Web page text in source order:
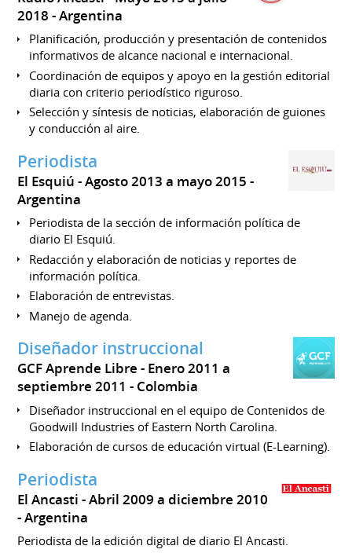
2018 Argentina
Planificación, producción y presentación de contenidos
informativos de alcance nacional e internacional.
Coordinación de equipos y apoyo en la gestión editorial
diaria con criterio periodístico riguroso.
Selección y síntesis de noticias, elaboración de guiones
y conducción al aire.
Periodista
El Esquiú
Agosto 2013 a mayo 2015
Argentina
Periodista de la sección de información política de
diario El Esquiú.
Redacción y elaboración de noticias y reportes de
información política.
Elaboración de entrevistas.
Manejo de agenda.
Diseñador instruccional
GCF Aprende Libre
Enero 2011 a
septiembre 2011 Colombia
Diseñador instruccional en el equipo de Contenidos de
Goodwill Industries of Eastern North Carolina.
Elaboración de cursos de educación virtual (E-Learning).
Periodista
El Ancasti
Abril 2009 a diciembre 2010
Argentina
Periodista de la edición digital de diario El Ancasti.